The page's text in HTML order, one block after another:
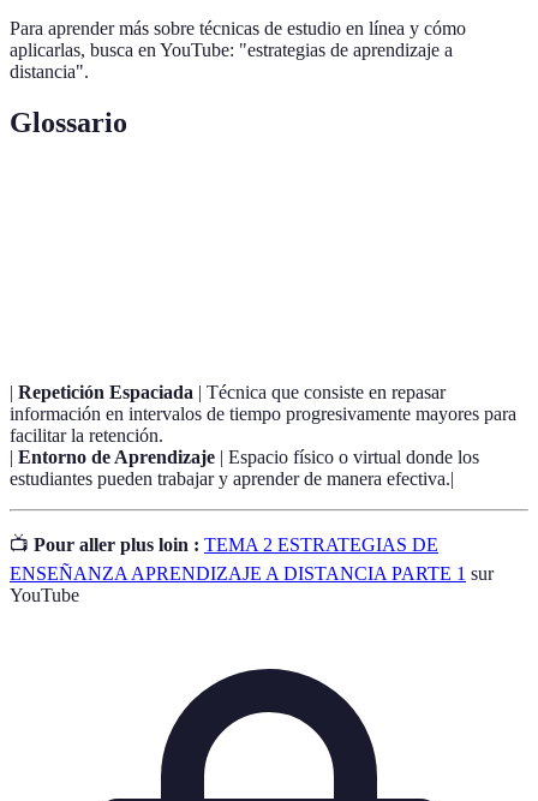
Para aprender más sobre técnicas de estudio en línea y cómo
aplicarlas, busca en YouTube: "estrategias de aprendizaje a
distancia".
Glossario
| Repetición Espaciada | Técnica que consiste en repasar
información en intervalos de tiempo progresivamente mayores para
facilitar la retención.
| Entorno de Aprendizaje | Espacio físico o virtual donde los
estudiantes pueden trabajar y aprender de manera efectiva.|
📺 Pour aller plus loin : TEMA 2 ESTRATEGIAS DE
ENSEÑANZA APRENDIZAJE A DISTANCIA PARTE 1 sur
YouTube